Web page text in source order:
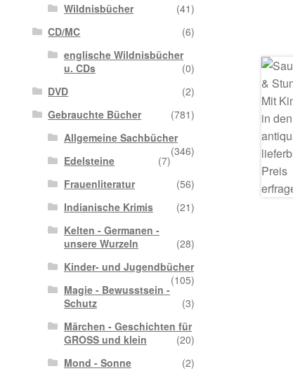
Wildnisbücher
(41)
CD/MC
(6)
englische Wildnisbücher
u. CDs
(0)
DVD
(2)
Gebrauchte Bücher
(781)
Allgemeine Sachbücher
(346)
Edelsteine
(7)
Frauenliteratur
(56)
Indianische Krimis
(21)
Kelten - Germanen -
unsere Wurzeln
(28)
Kinder- und Jugendbücher
(105)
Magie - Bewusstsein -
Schutz
(3)
Märchen - Geschichten für
GROSS und klein
(20)
Mond - Sonne
(2)